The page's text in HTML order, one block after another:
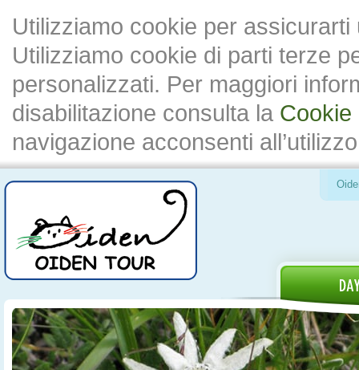
Utilizziamo cookie per
Utilizziamo cookie di parti terze
personalizzati. Per maggiori
disabilitazione consulta la Cookie
navigazione acconsenti